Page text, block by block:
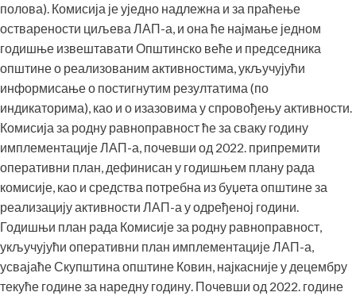
полова). Комисија је уједно надлежна и за праћење
остварености циљева ЛАП-а, и она ће најмање једном
годишње извештавати Општинско веће и председника
општине о реализованим активностима, укључујући
информисање о постигнутим резултатима (по
индикаторима), као и о изазовима у спровођењу активности.
Комисија за родну равноправност ће за сваку годину
имплементације ЛАП-а, почевши од 2022. припремити
оперативни план, дефинисан у годишњем плану рада
комисије, као и средства потребна из буџета општине за
реализацију активности ЛАП-а у одређеној години.
Годишњи план рада Комисије за родну равноправност,
укључујући оперативни план имплементације ЛАП-а,
усвајаће Скупштина општине Ковин, најкасније у децембру
текуће године за наредну годину. Почевши од 2022. године